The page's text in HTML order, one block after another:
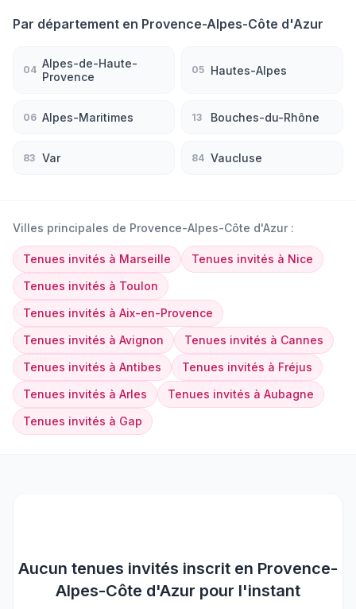
Par département en Provence-Alpes-Côte d'Azur
04 Alpes-de-Haute-
Provence
05 Hautes-Alpes
06 Alpes-Maritimes 13 Bouches-du-Rhône
83 Var 84 Vaucluse
Villes principales de Provence-Alpes-Côte d'Azur :
Tenues invités à Marseille Tenues invités à Nice
Tenues invités à Toulon
Tenues invités à Aix-en-Provence
Tenues invités à Avignon Tenues invités à Cannes
Tenues invités à Antibes Tenues invités à Fréjus
Tenues invités à Arles Tenues invités à Aubagne
Tenues invités à Gap
Aucun tenues invités inscrit en Provence-
Alpes-Côte d'Azur pour l'instant